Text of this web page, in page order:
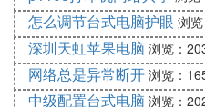
怎么调节台式电脑护眼 浏
深圳天虹苹果电脑 浏览：
网络总是异常断开 浏览：
中级配置台式电脑 浏览：